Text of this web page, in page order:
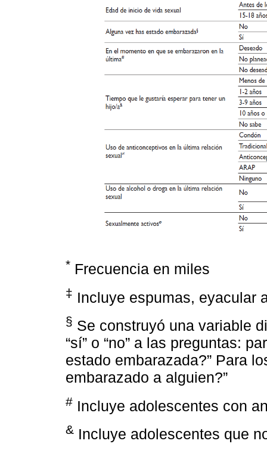
* Frecuencia en miles
‡ Incluye espumas, eyacular
§ Se construyó una variable
“sí” o “no” a las preguntas:
estado embarazada?” Para
embarazado a alguien?”
# Incluye adolescentes con
& Incluye adolescentes que